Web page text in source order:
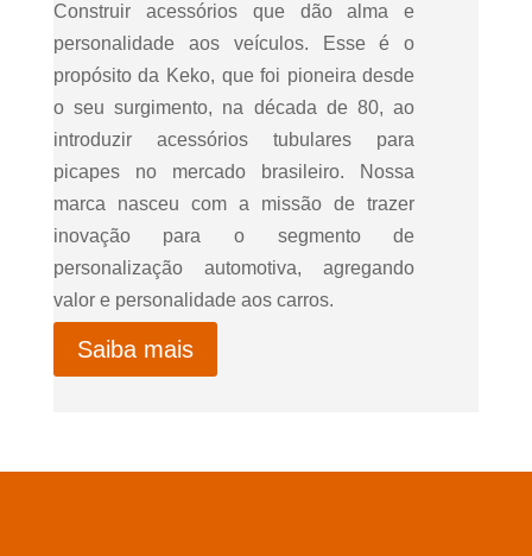
Construir acessórios que dão alma e
personalidade aos veículos. Esse é o
propósito da Keko, que foi pioneira desde
o seu surgimento, na década de 80, ao
introduzir acessórios tubulares para
picapes no mercado brasileiro. Nossa
marca nasceu com a missão de trazer
inovação para o segmento de
personalização automotiva, agregando
valor e personalidade aos carros.
Saiba mais